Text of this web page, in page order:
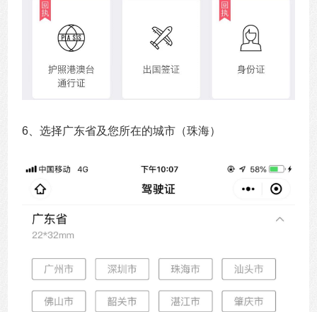
6、选择广东省及您所在的城市（珠海）